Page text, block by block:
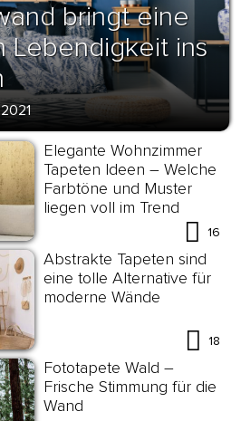
bringt eine
Lebendigkeit ins
Elegante Wohnzimmer
Tapeten Ideen – Welche
Farbtöne und Muster
liegen voll im Trend
16
Abstrakte Tapeten sind
eine tolle Alternative für
moderne Wände
18
Fototapete Wald –
Frische Stimmung für die
Wand